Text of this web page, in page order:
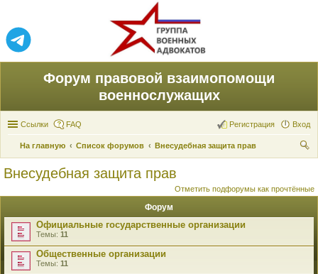
Форум правовой взаимопомощи
военнослужащих
Ссылки FAQ Вход
Регистрация
На главную Список форумов
Внесудебная защита прав
Внесудебная защита прав
Отметить подфорумы как прочтённые
Форум
Официальные государственные организации
Темы: 11
Общественные организации
Темы: 11